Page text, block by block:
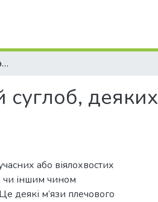
Біоморфологія м’язів, що діють на плечовий суглоб, деяких соколоподібних
суглоб, деяких
або віялохвостих
чи іншим чином
деякі м’язи плечового